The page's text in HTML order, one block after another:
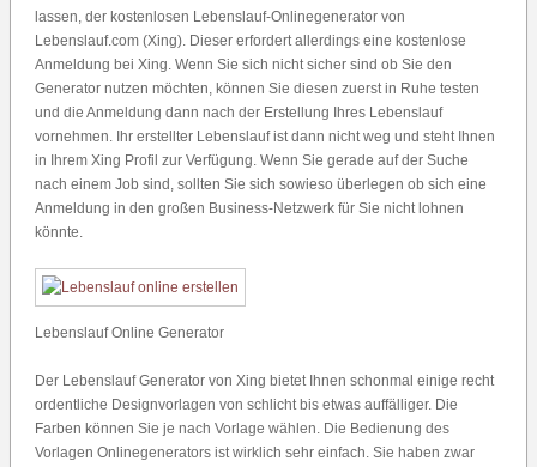
lassen, der kostenlosen Lebenslauf-Onlinegenerator von
Lebenslauf.com (Xing). Dieser erfordert allerdings eine kostenlose
Anmeldung bei Xing. Wenn Sie sich nicht sicher sind ob Sie den
Generator nutzen möchten, können Sie diesen zuerst in Ruhe testen
und die Anmeldung dann nach der Erstellung Ihres Lebenslauf
vornehmen. Ihr erstellter Lebenslauf ist dann nicht weg und steht Ihnen
in Ihrem Xing Profil zur Verfügung. Wenn Sie gerade auf der Suche
nach einem Job sind, sollten Sie sich sowieso überlegen ob sich eine
Anmeldung in den großen Business-Netzwerk für Sie nicht lohnen
könnte.
Lebenslauf Online Generator
Der Lebenslauf Generator von Xing bietet Ihnen schonmal einige recht
ordentliche Designvorlagen von schlicht bis etwas auffälliger. Die
Farben können Sie je nach Vorlage wählen. Die Bedienung des
Vorlagen Onlinegenerators ist wirklich sehr einfach. Sie haben zwar